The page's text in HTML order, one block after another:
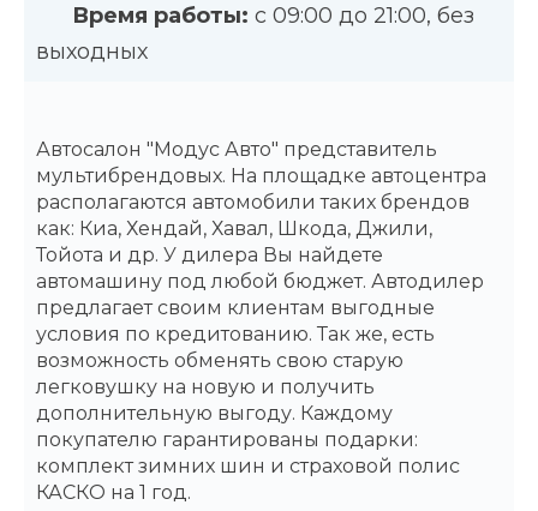
Время работы: с 09:00 до 21:00, без
выходных
Автосалон "Модус Авто" представитель
мультибрендовых. На площадке автоцентра
располагаются автомобили таких брендов
как: Киа, Хендай, Хавал, Шкода, Джили,
Тойота и др. У дилера Вы найдете
автомашину под любой бюджет. Автодилер
предлагает своим клиентам выгодные
условия по кредитованию. Так же, есть
возможность обменять свою старую
легковушку на новую и получить
дополнительную выгоду. Каждому
покупателю гарантированы подарки:
комплект зимних шин и страховой полис
КАСКО на 1 год.